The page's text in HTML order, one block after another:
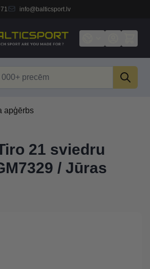
info@balticsport.lv
apģērbs
21 sviedru
/ Jūras